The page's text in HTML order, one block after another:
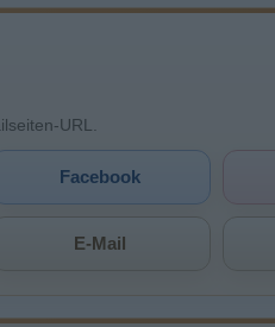
URL.
Facebook
E-Mail